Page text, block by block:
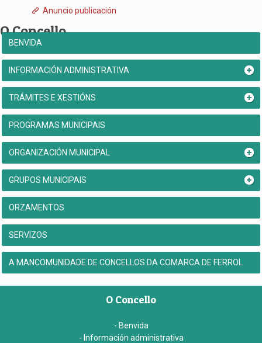
Anuncio publicación
O Concello
BENVIDA
INFORMACIÓN ADMINISTRATIVA
TRÁMITES E XESTIÓNS
PROGRAMAS MUNICIPAIS
ORGANIZACIÓN MUNICIPAL
GRUPOS MUNICIPAIS
ORZAMENTOS
SERVIZOS
A MANCOMUNIDADE DE CONCELLOS DA COMARCA DE FERROL
O Concello
- Benvida
- Información administrativa